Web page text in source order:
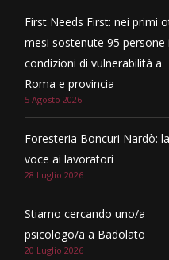
First Needs First: nei primi
mesi sostenute 95 persone
condizioni di vulnerabilità a
Roma e provincia
5 Agosto 2026
Foresteria Boncuri Nardò: la
voce ai lavoratori
28 Luglio 2026
Stiamo cercando uno/a
psicologo/a a Badolato
20 Luglio 2026